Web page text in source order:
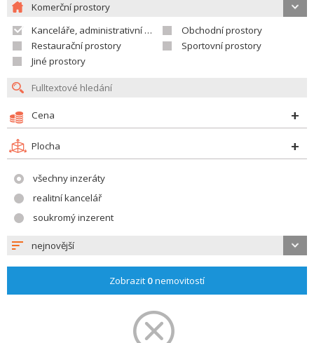
Komerční prostory
Kanceláře, administrativní prostory
Obchodní prostory
Restaurační prostory
Sportovní prostory
Jiné prostory
Cena
Plocha
všechny inzeráty
realitní kancelář
soukromý inzerent
nejnovější
Zobrazit 0nemovitostí